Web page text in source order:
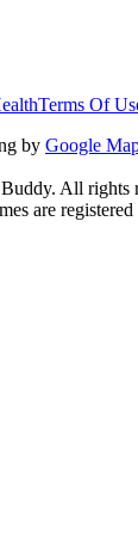
Terms Of
by Google
All rights
are registered